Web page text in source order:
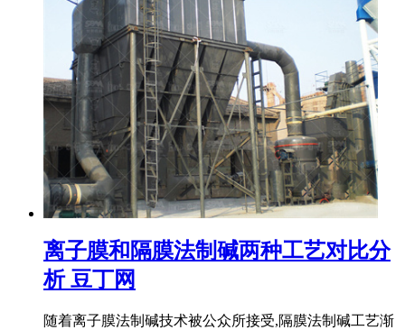
离子膜和隔膜法制碱两种工艺对比分
析 豆丁网
随着离子膜法制碱技术被公众所接受,隔膜法制碱工艺渐